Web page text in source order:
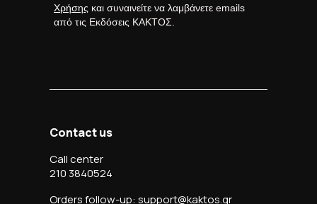
Χρήσης και συναινείτε να λαμβάνετε emails
από τις Εκδόσεις ΚΑΚΤΟΣ.
Contact us
Call center
210 3840524
Orders follow-up: support@kaktos.gr